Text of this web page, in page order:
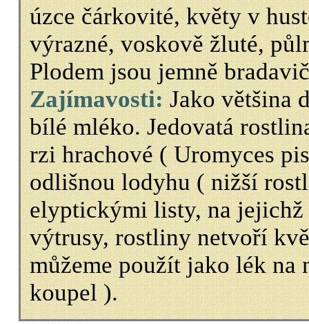
úzce čárkovité, květy v
výrazné, voskově žluté,
Plodem jsou jemně
Zajímavosti:Jako většina
bílé mléko. Jedovatá
rzi hrachové ( Uromyces
odlišnou lodyhu ( nižší
elyptickými listy, na jejichž
výtrusy, rostliny netvoří
můžeme použít jako lék na
koupel ).